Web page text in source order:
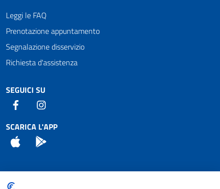
Leggi le FAQ
Prenotazione appuntamento
Segnalazione disservizio
Richiesta d'assistenza
SEGUICI SU
Facebook
SCARICA L'APP
App Store